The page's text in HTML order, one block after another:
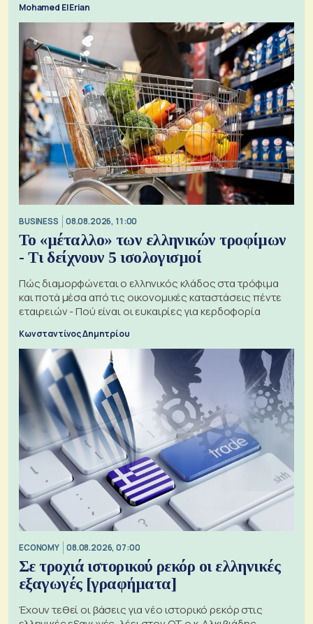
Mohamed El Erian
BUSINESS 08.08.2026, 11:00
Το «μέταλλο» των ελληνικών τροφίμων
- Τι δείχνουν 5 ισολογισμοί
Πώς διαμορφώνεται ο ελληνικός κλάδος στα τρόφιμα
και ποτά μέσα από τις οικονομικές καταστάσεις πέντε
εταιρειών - Πού είναι οι ευκαιρίες για κερδοφορία
Κωνσταντίνος Δημητρίου
ECONOMY 08.08.2026, 07:00
Σε τροχιά ιστορικού ρεκόρ οι ελληνικές
εξαγωγές [γραφήματα]
Έχουν τεθεί οι βάσεις για νέο ιστορικό ρεκόρ στις